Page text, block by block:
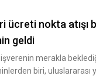
ücreti nokta atışı
geldi
işverenin merakla
biri, uluslararası